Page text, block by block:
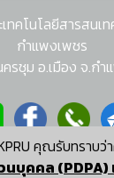
คุณรับทราบ
บุคคล (PDPA)
ทคโนโลยีสารสนเ
กำแพงเพชร
ครชุม อ.เมือง จ.ก
ระบบ อนุชา พวง